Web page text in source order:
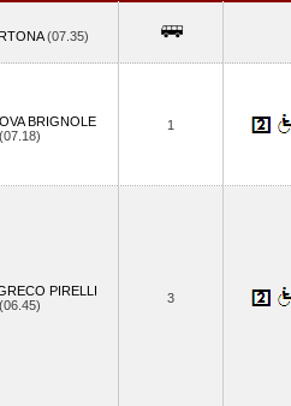
(07.35)
BRIGNOLE
(07.18)
1
PIRELLI
(06.45)
3